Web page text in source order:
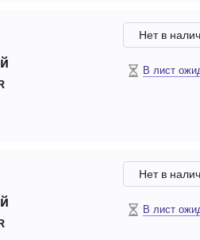
Нет в
В лист
Нет в
В лист